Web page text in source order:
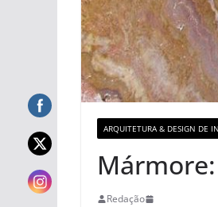
ARQUITETURA & DESIGN DE
Redação